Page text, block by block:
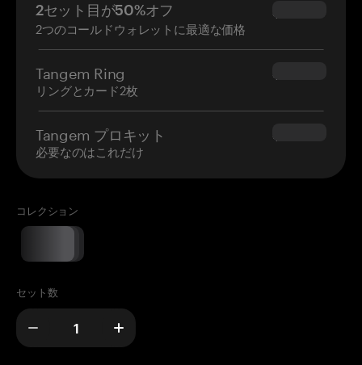
2セット目が50%オフ
2つのコールドウォレットに最適な価格
$34.95
Tangem Ring
リングとカード2枚
$160.00
Tangem プロキット
必要なのはこれだけ
$180.00
コレクション
セット数